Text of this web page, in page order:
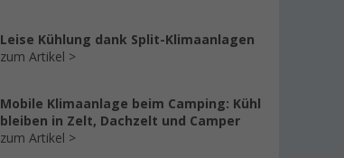
Leise Kühlung dank Split-Klimaanlagen
zum Artikel
Mobile Klimaanlage beim Camping: Kühl
bleiben in Zelt, Dachzelt und Camper
zum Artikel